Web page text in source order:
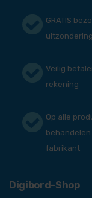
GRATIS
Veilig
rekening
Op alle
fabrikant
Digibord-Shop